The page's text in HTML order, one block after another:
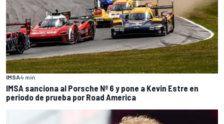
IMSA4 min
IMSA sanciona al Porsche Nº 6 y pone a Kevin Estre en
periodo de prueba por Road America